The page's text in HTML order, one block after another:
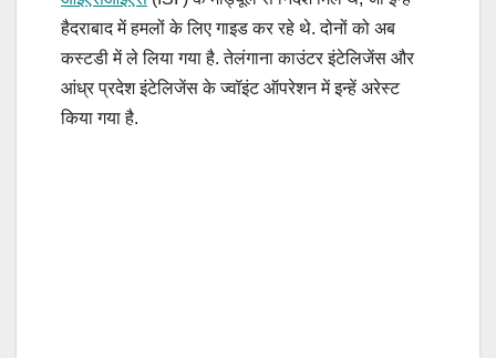
हैदराबाद में हमलों के लिए गाइड कर रहे थे. दोनों को अब
कस्टडी में ले लिया गया है. तेलंगाना काउंटर इंटेलिजेंस और
आंध्र प्रदेश इंटेलिजेंस के ज्वॉइंट ऑपरेशन में इन्हें अरेस्ट
किया गया है.